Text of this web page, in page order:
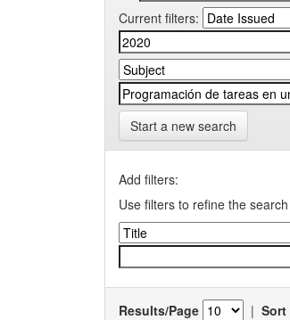
Current filters:
Start a new search
Add filters:
Use filters to refine the
Results/Page | Sort